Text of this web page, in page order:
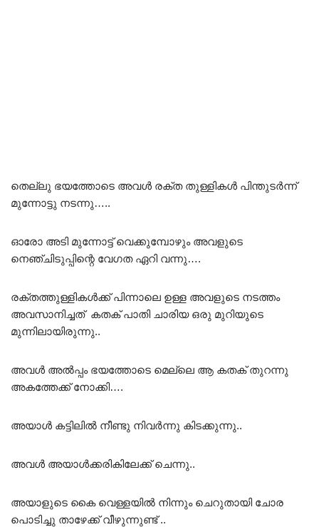
തെല്ലു ഭയത്തോടെ അവൾ രക്ത തുള്ളികൾ പിന്തുടർന്ന്
മുന്നോട്ടു നടന്നു…..
ഓരോ അടി മുന്നോട്ട് വെക്കുമ്പോഴും അവളുടെ
നെഞ്ചിടുപ്പിന്റെ വേഗത ഏറി വന്നു….
രക്തത്തുള്ളികൾക്ക് പിന്നാലെ ഉള്ള അവളുടെ നടത്തം
അവസാനിച്ചത് കതക് പാതി ചാരിയ ഒരു മുറിയുടെ
മുന്നിലായിരുന്നു..
അവൾ അൽപ്പം ഭയത്തോടെ മെല്ലെ ആ കതക് തുറന്നു
അകത്തേക്ക് നോക്കി….
അയാൾ കട്ടിലിൽ നീണ്ടു നിവർന്നു കിടക്കുന്നു..
അവൾ അയാൾക്കരികിലേക്ക് ചെന്നു..
അയാളുടെ കൈ വെള്ളയിൽ നിന്നും ചെറുതായി ചോര
പൊടിച്ചു താഴേക്ക് വീഴുന്നുണ്ട് ..